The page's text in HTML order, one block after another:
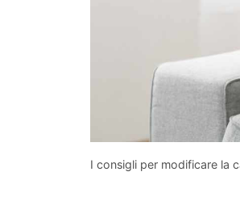
I consigli per modificare la